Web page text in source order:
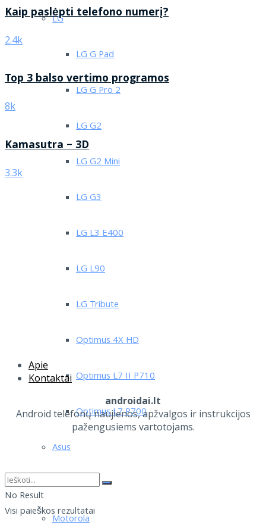
LG
LG G Pad
LG G Pro 2
LG G2
LG G2 Mini
LG G3
LG L3 E400
LG L90
LG Tribute
Optimus 4X HD
Optimus L7 II P710
Optimus L7 P700
Asus
Lenovo
Motorola
Kaip paslėpti telefono numerį?
2.4k
Top 3 balso vertimo programos
8k
Kamasutra – 3D
3.3k
Apie
Kontaktai
androidai.lt
Android telefonų naujienos, apžvalgos ir instrukcijos
pažengusiems vartotojams.
No Result
Visi paieškos rezultatai